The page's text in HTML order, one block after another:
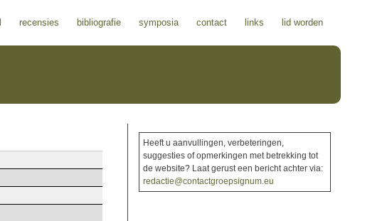
recensies bibliografie symposia contact links lid worden
Heeft u aanvullingen, verbeteringen,
suggesties of opmerkingen met betrekking tot
de website? Laat gerust een bericht achter via:
redactie@contactgroepsignum.eu